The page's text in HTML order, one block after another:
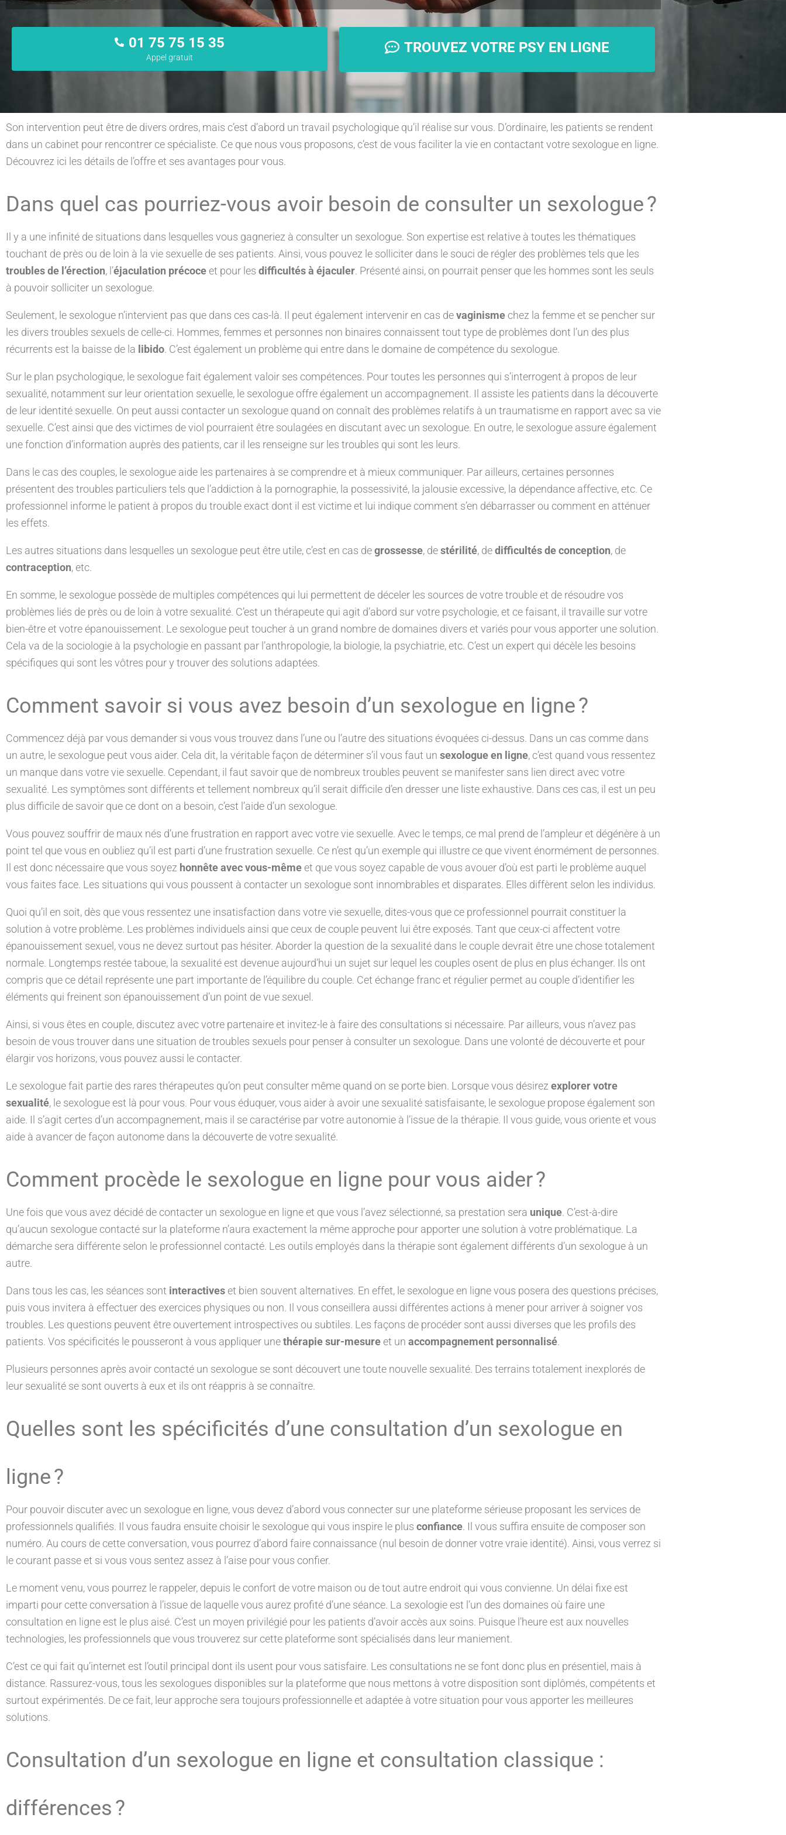
01 75 75 15 35
Appel gratuit
TROUVEZ VOTRE PSY EN LIGNE
Son intervention peut être de divers ordres, mais c’est d’abord un travail psychologique qu’il réalise sur vous. D’ordinaire, les patients se rendent
dans un cabinet pour rencontrer ce spécialiste. Ce que nous vous proposons, c’est de vous faciliter la vie en contactant votre sexologue en ligne.
Découvrez ici les détails de l’offre et ses avantages pour vous.
Dans quel cas pourriez-vous avoir besoin de consulter un sexologue ?
Il y a une infinité de situations dans lesquelles vous gagneriez à consulter un sexologue. Son expertise est relative à toutes les thématiques
touchant de près ou de loin à la vie sexuelle de ses patients. Ainsi, vous pouvez le solliciter dans le souci de régler des problèmes tels que les
troubles de l’érection, l’éjaculation précoceet pour les difficultés à éjaculer. Présenté ainsi, on pourrait penser que les hommes sont les seuls
à pouvoir solliciter un sexologue.
Seulement, le sexologue n’intervient pas que dans ces cas-là. Il peut également intervenir en cas devaginisme chez la femme et se pencher sur
les divers troubles sexuels de celle-ci. Hommes, femmes et personnes non binaires connaissent tout type de problèmes dont l’un des plus
récurrents est la baisse de la libido. C’est également un problème qui entre dans le domaine de compétence du sexologue.
Sur le plan psychologique, le sexologue fait également valoir ses compétences. Pour toutes les personnes qui s’interrogent à propos de leur
sexualité, notamment sur leur orientation sexuelle, le sexologue offre également un accompagnement. Il assiste les patients dans la découverte
de leur identité sexuelle. On peut aussi contacter un sexologue quand on connaît des problèmes relatifs à un traumatisme en rapport avec sa vie
sexuelle. C’est ainsi que des victimes de viol pourraient être soulagées en discutant avec un sexologue. En outre, le sexologue assure également
une fonction d’information auprès des patients, car il les renseigne sur les troubles qui sont les leurs.
Dans le cas des couples, le sexologue aide les partenaires à se comprendre et à mieux communiquer. Par ailleurs, certaines personnes
présentent des troubles particuliers tels que l’addiction à la pornographie, la possessivité, la jalousie excessive, la dépendance affective, etc. Ce
professionnel informe le patient à propos du trouble exact dont il est victime et lui indique comment s’en débarrasser ou comment en atténuer
les effets.
Les autres situations dans lesquelles un sexologue peut être utile, c’est en cas degrossesse, destérilité, dedifficultés de conception, de
contraception, etc.
En somme, le sexologue possède de multiples compétences qui lui permettent de déceler les sources de votre trouble et de résoudre vos
problèmes liés de près ou de loin à votre sexualité. C’est un thérapeute qui agit d’abord sur votre psychologie, et ce faisant, il travaille sur votre
bien-être et votre épanouissement. Le sexologue peut toucher à un grand nombre de domaines divers et variés pour vous apporter une solution.
Cela va de la sociologie à la psychologie en passant par l’anthropologie, la biologie, la psychiatrie, etc. C’est un expert qui décèle les besoins
spécifiques qui sont les vôtres pour y trouver des solutions adaptées.
Comment savoir si vous avez besoin d’un sexologue en ligne ?
Commencez déjà par vous demander si vous vous trouvez dans l’une ou l’autre des situations évoquées ci-dessus. Dans un cas comme dans
un autre, le sexologue peut vous aider. Cela dit, la véritable façon de déterminer s’il vous faut un sexologue en ligne, c’est quand vous ressentez
un manque dans votre vie sexuelle. Cependant, il faut savoir que de nombreux troubles peuvent se manifester sans lien direct avec votre
sexualité. Les symptômes sont différents et tellement nombreux qu’il serait difficile d’en dresser une liste exhaustive. Dans ces cas, il est un peu
plus difficile de savoir que ce dont on a besoin, c’est l’aide d’un sexologue.
Vous pouvez souffrir de maux nés d’une frustration en rapport avec votre vie sexuelle. Avec le temps, ce mal prend de l’ampleur et dégénère à un
point tel que vous en oubliez qu’il est parti d’une frustration sexuelle. Ce n’est qu’un exemple qui illustre ce que vivent énormément de personnes.
Il est donc nécessaire que vous soyez honnête avec vous-mêmeet que vous soyez capable de vous avouer d’où est parti le problème auquel
vous faites face. Les situations qui vous poussent à contacter un sexologue sont innombrables et disparates. Elles diffèrent selon les individus.
Quoi qu’il en soit, dès que vous ressentez une insatisfaction dans votre vie sexuelle, dites-vous que ce professionnel pourrait constituer la
solution à votre problème. Les problèmes individuels ainsi que ceux de couple peuvent lui être exposés. Tant que ceux-ci affectent votre
épanouissement sexuel, vous ne devez surtout pas hésiter. Aborder la question de la sexualité dans le couple devrait être une chose totalement
normale. Longtemps restée taboue, la sexualité est devenue aujourd’hui un sujet sur lequel les couples osent de plus en plus échanger. Ils ont
compris que ce détail représente une part importante de l’équilibre du couple. Cet échange franc et régulier permet au couple d’identifier les
éléments qui freinent son épanouissement d’un point de vue sexuel.
Ainsi, si vous êtes en couple, discutez avec votre partenaire et invitez-le à faire des consultations si nécessaire. Par ailleurs, vous n’avez pas
besoin de vous trouver dans une situation de troubles sexuels pour penser à consulter un sexologue. Dans une volonté de découverte et pour
élargir vos horizons, vous pouvez aussi le contacter.
Le sexologue fait partie des rares thérapeutes qu’on peut consulter même quand on se porte bien. Lorsque vous désirez explorer votre
sexualité, le sexologue est là pour vous. Pour vous éduquer, vous aider à avoir une sexualité satisfaisante, le sexologue propose également son
aide. Il s’agit certes d’un accompagnement, mais il se caractérise par votre autonomie à l’issue de la thérapie. Il vous guide, vous oriente et vous
aide à avancer de façon autonome dans la découverte de votre sexualité.
Comment procède le sexologue en ligne pour vous aider ?
Une fois que vous avez décidé de contacter un sexologue en ligne et que vous l’avez sélectionné, sa prestation sera unique. C’est-à-dire
qu’aucun sexologue contacté sur la plateforme n’aura exactement la même approche pour apporter une solution à votre problématique. La
démarche sera différente selon le professionnel contacté. Les outils employés dans la thérapie sont également différents d’un sexologue à un
autre.
Dans tous les cas, les séances sont interactiveset bien souvent alternatives. En effet, le sexologue en ligne vous posera des questions précises,
puis vous invitera à effectuer des exercices physiques ou non. Il vous conseillera aussi différentes actions à mener pour arriver à soigner vos
troubles. Les questions peuvent être ouvertement introspectives ou subtiles. Les façons de procéder sont aussi diverses que les profils des
patients. Vos spécificités le pousseront à vous appliquer unethérapie sur-mesureet un accompagnement personnalisé.
Plusieurs personnes après avoir contacté un sexologue se sont découvert une toute nouvelle sexualité. Des terrains totalement inexplorés de
leur sexualité se sont ouverts à eux et ils ont réappris à se connaître.
Quelles sont les spécificités d’une consultation d’un sexologue en
ligne ?
Pour pouvoir discuter avec un sexologue en ligne, vous devez d’abord vous connecter sur une plateforme sérieuse proposant les services de
professionnels qualifiés. Il vous faudra ensuite choisir le sexologue qui vous inspire le plus confiance. Il vous suffira ensuite de composer son
numéro. Au cours de cette conversation, vous pourrez d’abord faire connaissance (nul besoin de donner votre vraie identité). Ainsi, vous verrez si
le courant passe et si vous vous sentez assez à l’aise pour vous confier.
Le moment venu, vous pourrez le rappeler, depuis le confort de votre maison ou de tout autre endroit qui vous convienne. Un délai fixe est
imparti pour cette conversation à l’issue de laquelle vous aurez profité d’une séance. La sexologie est l’un des domaines où faire une
consultation en ligne est le plus aisé. C’est un moyen privilégié pour les patients d’avoir accès aux soins. Puisque l’heure est aux nouvelles
technologies, les professionnels que vous trouverez sur cette plateforme sont spécialisés dans leur maniement.
C’est ce qui fait qu’internet est l’outil principal dont ils usent pour vous satisfaire. Les consultations ne se font donc plus en présentiel, mais à
distance. Rassurez-vous, tous les sexologues disponibles sur la plateforme que nous mettons à votre disposition sont diplômés, compétents et
surtout expérimentés. De ce fait, leur approche sera toujours professionnelle et adaptée à votre situation pour vous apporter les meilleures
solutions.
Consultation d’un sexologue en ligne et consultation classique :
différences ?